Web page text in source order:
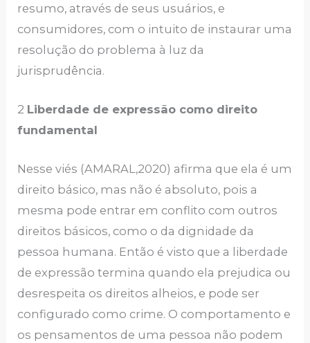
resumo, através de seus usuários, e
consumidores, com o intuito de instaurar uma
resolução do problema à luz da
jurisprudência.
2 Liberdade de expressão como direito
fundamental
Nesse viés (AMARAL,2020) afirma que ela é um
direito básico, mas não é absoluto, pois a
mesma pode entrar em conflito com outros
direitos básicos, como o da dignidade da
pessoa humana. Então é visto que a liberdade
de expressão termina quando ela prejudica ou
desrespeita os direitos alheios, e pode ser
configurado como crime. O comportamento e
os pensamentos de uma pessoa não podem